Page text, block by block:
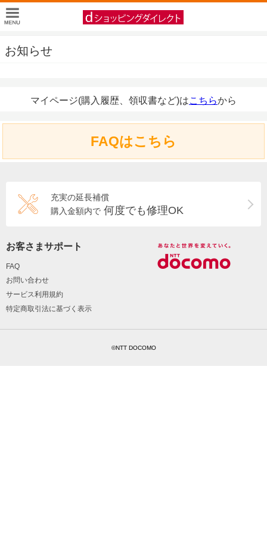
お知らせ
マイページ(購入履歴、領収書など)はこちらから
FAQはこちら
充実の延長補償
購入金額内で 何度でも修理OK
お客さまサポート
FAQ
お問い合わせ
サービス利用規約
特定商取引法に基づく表示
©NTT DOCOMO